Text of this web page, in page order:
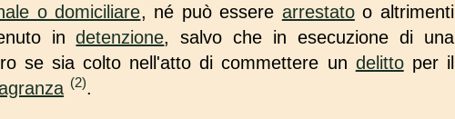
o domiciliare, né può essere arrestatoo altrimenti
indetenzione, salvo che in esecuzione di una
se sia colto nell'atto di commettere un delittoper il
(2).